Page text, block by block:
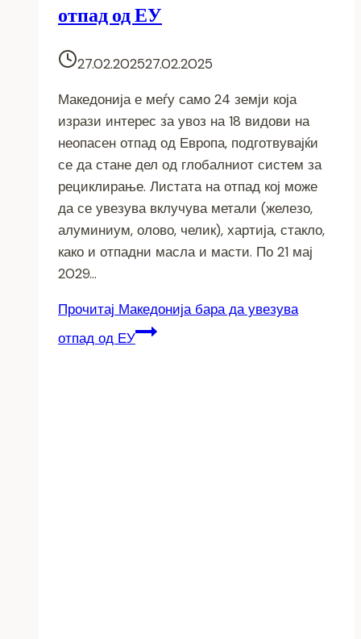
отпад од ЕУ
27.02.202527.02.2025
Македонија е меѓу само 24 земји која
изрази интерес за увоз на 18 видови на
неопасен отпад од Европа, подготвувајќи
се да стане дел од глобалниот систем за
рециклирање. Листата на отпад кој може
да се увезува вклучува метали (железо,
алуминиум, олово, челик), хартија, стакло,
како и отпадни масла и масти. По 21 мај
2029…
Прочитај Македонија бара да увезува
отпад од ЕУ